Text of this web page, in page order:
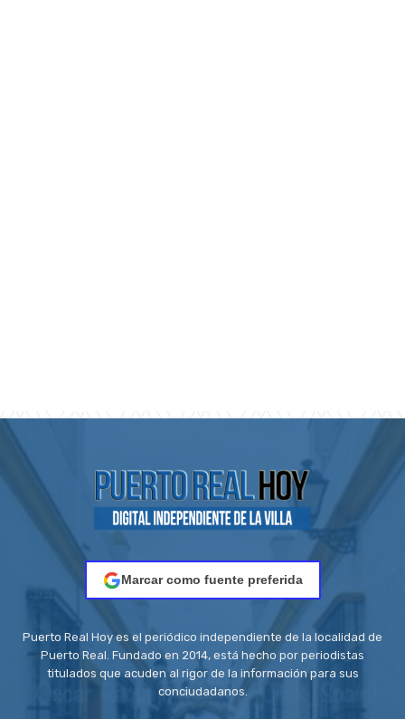
Marcar como fuente preferida
Puerto Real Hoy es el periódico independiente de la localidad de
Puerto Real. Fundado en 2014, está hecho por periodistas
titulados que acuden al rigor de la información para sus
conciudadanos.